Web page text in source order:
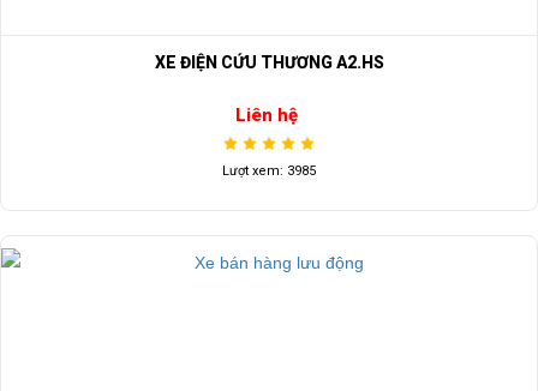
XE ĐIỆN CỨU THƯƠNG A2.HS
Liên hệ
Lượt xem: 3985